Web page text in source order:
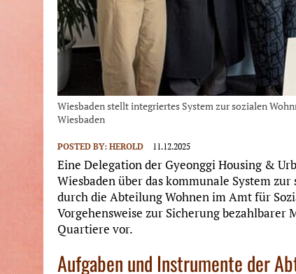
Wiesbaden stellt integriertes System zur sozialen
Wiesbaden
POSTED BY: HEROLD 11.12.2025
Eine Delegation der Gyeonggi Housing &
Wiesbaden über das kommunale System
durch die Abteilung Wohnen im Amt für
Vorgehensweise zur Sicherung bezahlbarer
Quartiere vor.
Aufgaben und Instrumente der